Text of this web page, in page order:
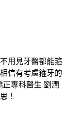
用見牙醫都能箍
信有考慮箍牙的
專科醫生 劉潤
！